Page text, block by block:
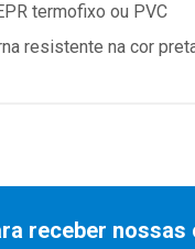
termofixo ou PVC
resistente na cor
receber nossas